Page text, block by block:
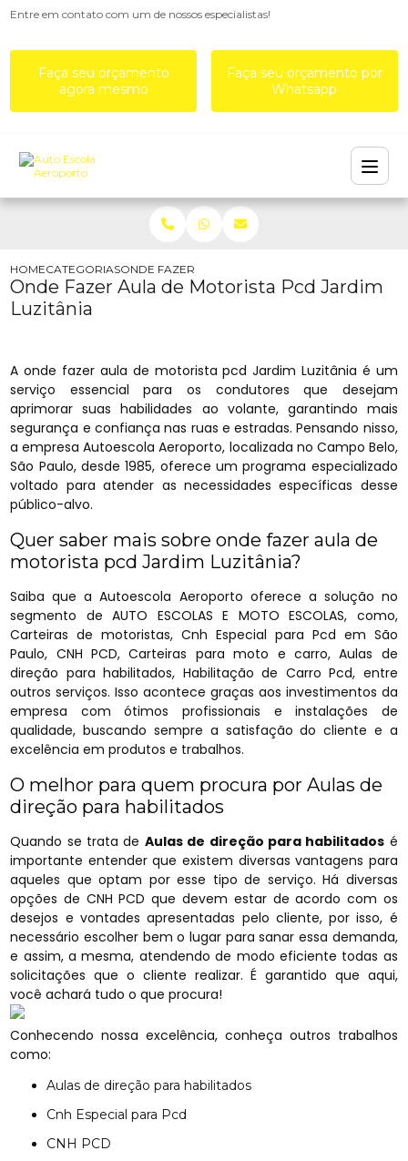
Entre em contato com um de nossos especialistas!
Faça seu orçamento
agora mesmo
Faça seu orçamento por
Whatsapp
HOMECATEGORIASONDE FAZER AULA DE MOTORISTA PCD JARDIM
Onde Fazer Aula de Motorista Pcd Jardim
Luzitânia
A onde fazer aula de motorista pcd Jardim Luzitânia é um
serviço essencial para os condutores que desejam
aprimorar suas habilidades ao volante, garantindo mais
segurança e confiança nas ruas e estradas. Pensando nisso,
a empresa Autoescola Aeroporto, localizada no Campo Belo,
São Paulo, desde 1985, oferece um programa especializado
voltado para atender as necessidades específicas desse
público-alvo.
Quer saber mais sobre onde fazer aula de
motorista pcd Jardim Luzitânia?
Saiba que a Autoescola Aeroporto oferece a solução no
segmento de AUTO ESCOLAS E MOTO ESCOLAS, como,
Carteiras de motoristas, Cnh Especial para Pcd em São
Paulo, CNH PCD, Carteiras para moto e carro, Aulas de
direção para habilitados, Habilitação de Carro Pcd, entre
outros serviços. Isso acontece graças aos investimentos da
empresa com ótimos profissionais e instalações de
qualidade, buscando sempre a satisfação do cliente e a
excelência em produtos e trabalhos.
O melhor para quem procura por Aulas de
direção para habilitados
Quando se trata de Aulas de direção para habilitados é
importante entender que existem diversas vantagens para
aqueles que optam por esse tipo de serviço. Há diversas
opções de CNH PCD que devem estar de acordo com os
desejos e vontades apresentadas pelo cliente, por isso, é
necessário escolher bem o lugar para sanar essa demanda,
e assim, a mesma, atendendo de modo eficiente todas as
solicitações que o cliente realizar. É garantido que aqui,
você achará tudo o que procura!
Conhecendo nossa excelência, conheça outros trabalhos
como:
Aulas de direção para habilitados
Cnh Especial para Pcd
CNH PCD